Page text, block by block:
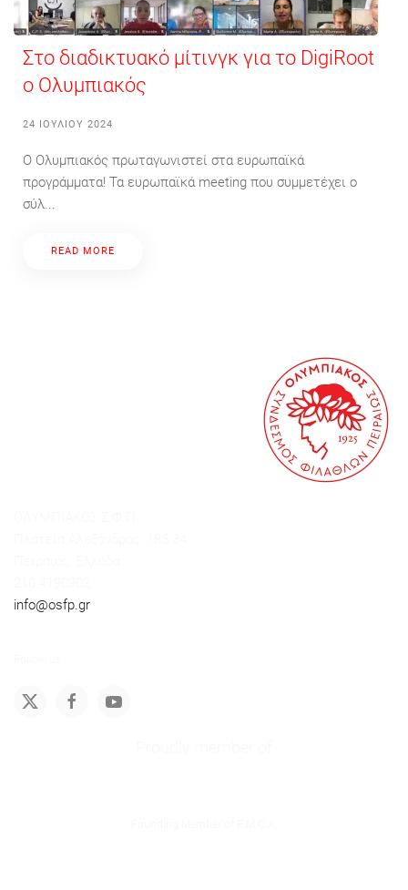
Στο διαδικτυακό μίτινγκ για το DigiRoot
ο Ολυμπιακός
24 ΙΟΥΛΊΟΥ 2024
Ο Ολυμπιακός πρωταγωνιστεί στα ευρωπαϊκά
προγράμματα! Τα ευρωπαϊκά meeting που συμμετέχει ο
σύλ...
READ MORE
info@osfp.gr